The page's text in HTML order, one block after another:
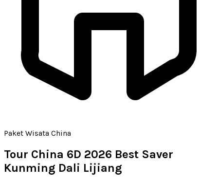
Paket Wisata China
Tour China 6D 2026 Best Saver
Kunming Dali Lijiang